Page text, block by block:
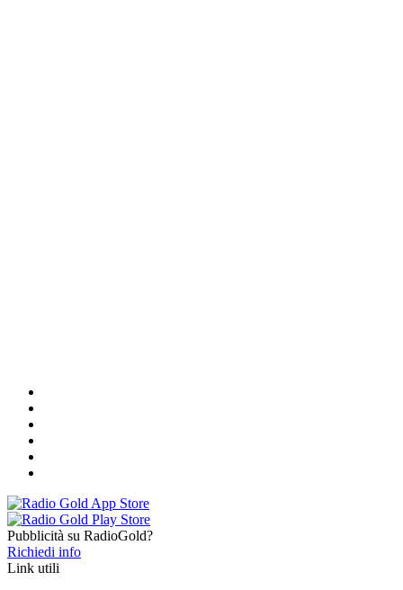
Pubblicità su RadioGold?
Richiedi info
Link utili